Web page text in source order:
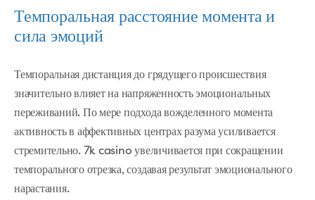
Темпоральная расстояние момента и
сила эмоций
Темпоральная дистанция до грядущего происшествия
значительно влияет на напряженность эмоциональных
переживаний. По мере подхода вожделенного момента
активность в аффективных центрах разума усиливается
стремительно. 7k casino увеличивается при сокращении
темпорального отрезка, создавая результат эмоционального
нарастания.